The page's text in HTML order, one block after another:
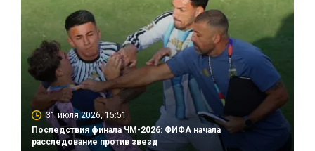
31 июля 2026, 15:51
Последствия финала ЧМ-2026: ФИФА начала
расследование против звезд